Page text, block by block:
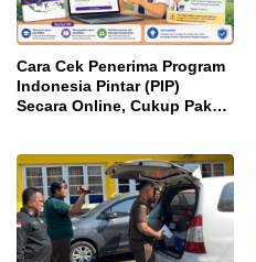
Cara Cek Penerima Program
Indonesia Pintar (PIP)
Secara Online, Cukup Pakai